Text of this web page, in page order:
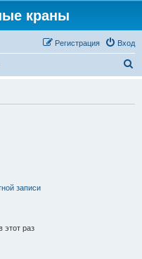
краны
Вход
Регистрация
записи
этот раз